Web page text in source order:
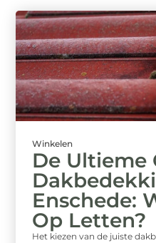
Winkelen
De Ultieme
Enschede:
Op Letten?
Het kiezen van de juiste